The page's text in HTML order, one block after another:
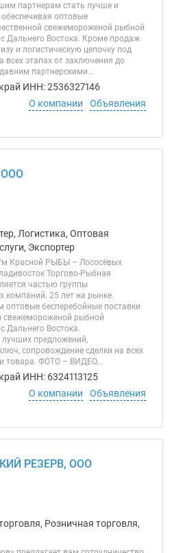
партнерам стать лучше и
обеспечивая оптовые
свежемороженой рыбной
Дальнего Востока. Кроме продаж
и логистическую цепочку под
всех этапах от заключения до
партнерскими...
ИНН: 2536327146
О компании
Объявления
ООО
Логистика, Оптовая
Экспортер
м Красной РЫБЫ – Лососёвых
Торгово-Рыбная
частью группы
компаний. 25 лет на рынке.
оптовые бесперебойные поставки
свежемороженой рыбной
Дальнего Востока.
лучших предложений,
сопровождение сделки на всех
товара. ФОТО – ВИДЕО...
ИНН: 6324113125
О компании
Объявления
РЕЗЕРВ, ООО
Розничная торговля,